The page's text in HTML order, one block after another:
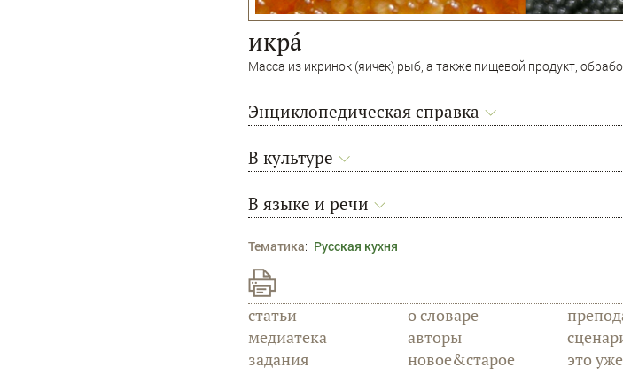
икрá
Масса из икринок (яичек) рыб, а также пищевой продукт,
Энциклопедическая справка
В культуре
В языке и речи
Тематика: Русская кухня
статьи
медиатека
задания
о словаре
авторы
новое&старое
это